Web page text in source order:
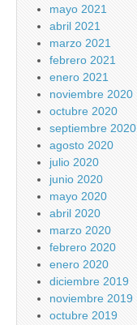
mayo 2021
abril 2021
marzo 2021
febrero 2021
enero 2021
noviembre 2020
octubre 2020
septiembre 2020
agosto 2020
julio 2020
junio 2020
mayo 2020
abril 2020
marzo 2020
febrero 2020
enero 2020
diciembre 2019
noviembre 2019
octubre 2019